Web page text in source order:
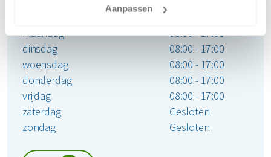
Aanpassen
Openingstijden locatie:
maandag
08:00 - 17:00
dinsdag
08:00 - 17:00
woensdag
08:00 - 17:00
donderdag
08:00 - 17:00
vrijdag
08:00 - 17:00
zaterdag
Gesloten
zondag
Gesloten